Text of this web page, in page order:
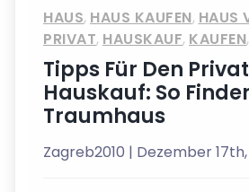
HAUS, HAUS KAUFEN, HAUS
PRIVAT, HAUSKAUF, KAUFEN,
Tipps Für Den
Hauskauf: So
Traumhaus
Zagreb2010 | Dezember